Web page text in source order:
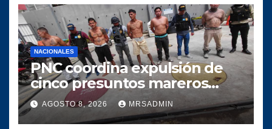
NACIONALES
PNC coordina expulsión de
cinco presuntos mareros
salvadoreños
AGOSTO 8, 2026 MRSADMIN